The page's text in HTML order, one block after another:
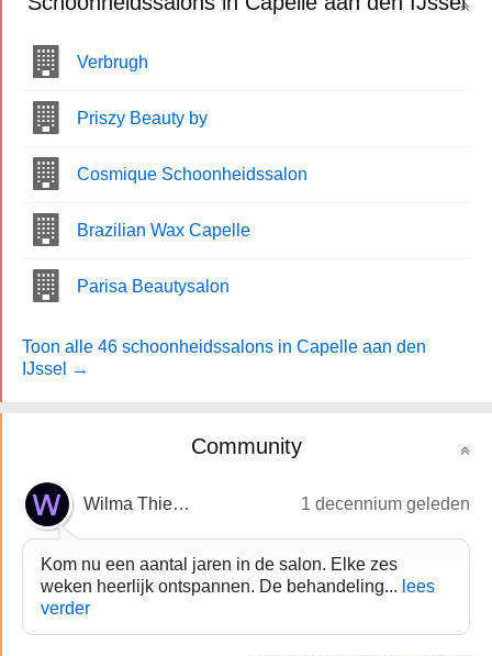
Verbrugh
Priszy Beauty by
Cosmique Schoonheidssalon
Brazilian Wax Capelle
Parisa Beautysalon
Toon alle 46 schoonheidssalons in Capelle aan den
IJssel →
Community
Wilma Thierbach 1 decennium geleden
Kom nu een aantal jaren in de salon. Elke zes
weken heerlijk ontspannen. De behandeling... lees
verder